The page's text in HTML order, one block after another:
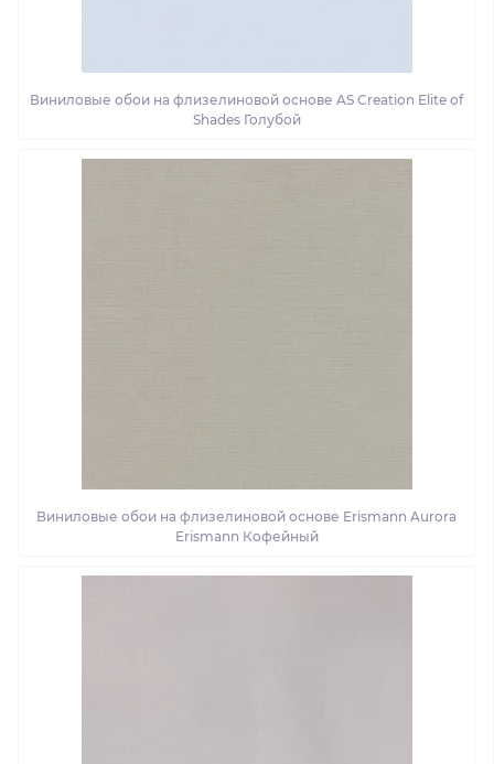
Виниловые обои на флизелиновой основе AS Creation Elite of
Shades Голубой
Виниловые обои на флизелиновой основе Erismann Aurora
Erismann Кофейный